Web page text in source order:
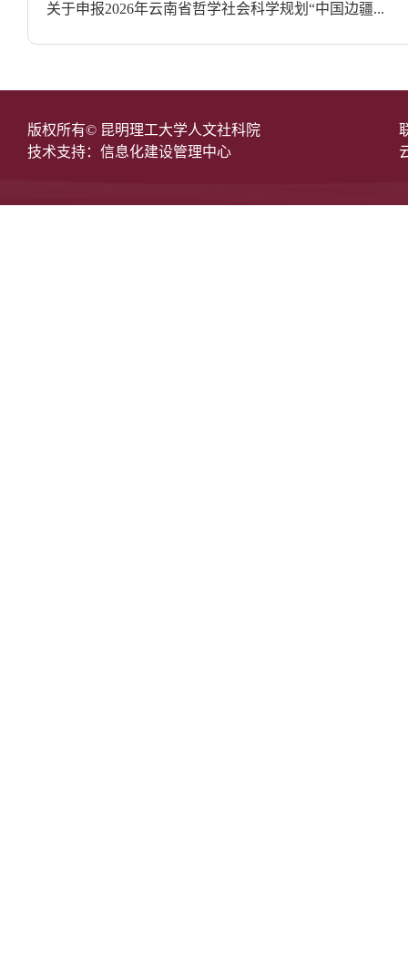
关于申报2026年云南省哲学社会科学规划“中国边疆...
版权所有© 昆明理工大学人文社科院
技术支持：信息化建设管理中心